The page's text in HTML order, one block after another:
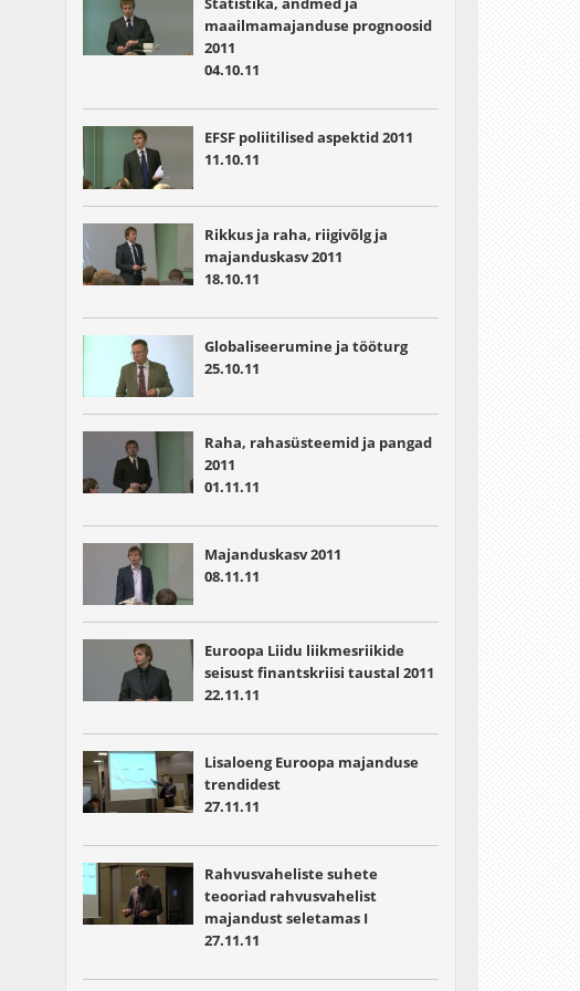
maailmamajanduse prognoosid
2011
04.10.11
EFSF poliitilised aspektid 2011
11.10.11
Rikkus ja raha, riigivõlg ja
majanduskasv 2011
18.10.11
Globaliseerumine ja tööturg
25.10.11
Raha, rahasüsteemid ja pangad
2011
01.11.11
Majanduskasv 2011
08.11.11
Euroopa Liidu liikmesriikide
seisust finantskriisi taustal 2011
22.11.11
Lisaloeng Euroopa majanduse
trendidest
27.11.11
Rahvusvaheliste suhete
teooriad rahvusvahelist
majandust seletamas I
27.11.11